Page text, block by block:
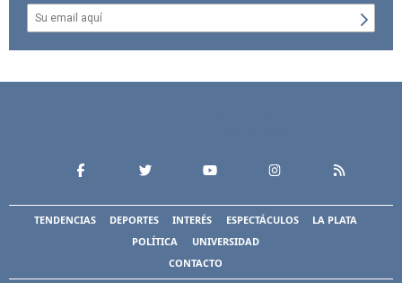
TENDENCIAS DEPORTES INTERÉS ESPECTÁCULOS
LA PLATA
POLÍTICA
UNIVERSIDAD
CONTACTO